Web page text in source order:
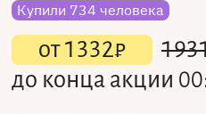
Купили 734 человека
от1332₽
до конца акции